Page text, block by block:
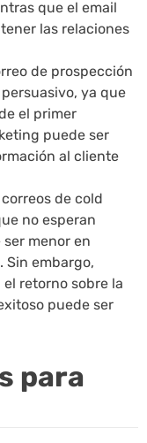
que el email
las relaciones
de prospección
ya que
el primer
puede ser
al cliente
de cold
no esperan
menor en
Sin embargo,
retorno sobre la
puede ser
para